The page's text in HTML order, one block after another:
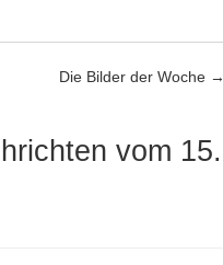
Die Bilder der Woche →
vom 15.